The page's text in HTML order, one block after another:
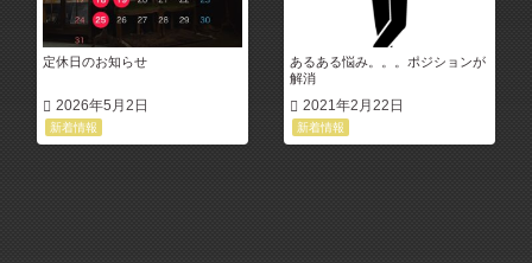
定休日のお知らせ
2026年5月2日
新着情報
あるある悩み。。。ポジションが
解消
2021年2月22日
新着情報